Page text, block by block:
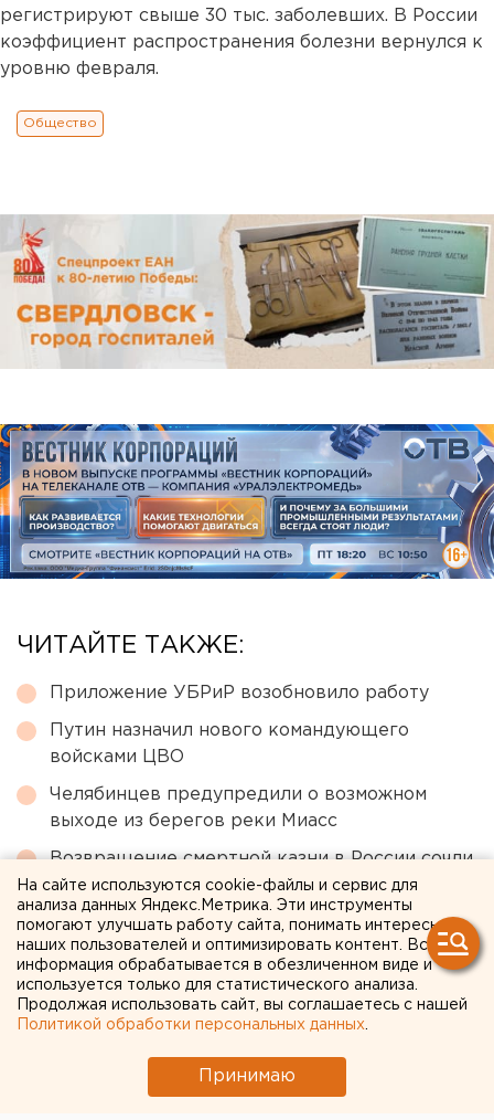
регистрируют свыше 30 тыс. заболевших. В России
коэффициент распространения болезни вернулся к
уровню февраля.
Общество
ЧИТАЙТЕ ТАКЖЕ:
Приложение УБРиР возобновило работу
Путин назначил нового командующего
войсками ЦВО
Челябинцев предупредили о возможном
выходе из берегов реки Миасс
Возвращение смертной казни в России сочли
преждевременным
Под Екатеринбургом диверсанты взорвали
создателя дрона «Упырь»
← НОВОСТИ
11 ИЮЛЯ 2022 В 13:40
Елена Мицих
На сайте используются cookie-файлы и сервис для
анализа данных Яндекс.Метрика. Эти инструменты
помогают улучшать работу сайта, понимать интересы
наших пользователей и оптимизировать контент. Вся
информация обрабатывается в обезличенном виде и
используется только для статистического анализа.
Продолжая использовать сайт, вы соглашаетесь с нашей
Политикой обработки персональных данных
Принимаю